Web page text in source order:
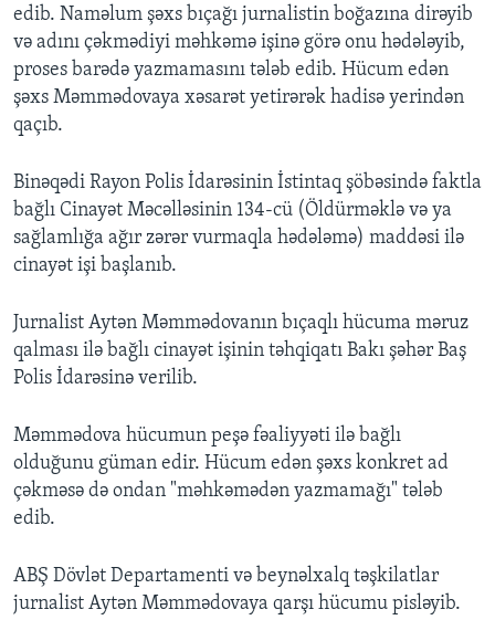
edib. Naməlum şəxs bıçağı jurnalistin boğazına dirəyib
və adını çəkmədiyi məhkəmə işinə görə onu hədələyib,
proses barədə yazmamasını tələb edib. Hücum edən
şəxs Məmmədovaya xəsarət yetirərək hadisə yerindən
qaçıb.
Binəqədi Rayon Polis İdarəsinin İstintaq şöbəsində faktla
bağlı Cinayət Məcəlləsinin 134-cü (Öldürməklə və ya
sağlamlığa ağır zərər vurmaqla hədələmə) maddəsi ilə
cinayət işi başlanıb.
Jurnalist Aytən Məmmədovanın bıçaqlı hücuma məruz
qalması ilə bağlı cinayət işinin təhqiqatı Bakı şəhər Baş
Polis İdarəsinə verilib.
Məmmədova hücumun peşə fəaliyyəti ilə bağlı
olduğunu güman edir. Hücum edən şəxs konkret ad
çəkməsə də ondan "məhkəmədən yazmamağı" tələb
edib.
ABŞ Dövlət Departamenti və beynəlxalq təşkilatlar
jurnalist Aytən Məmmədovaya qarşı hücumu pisləyib.